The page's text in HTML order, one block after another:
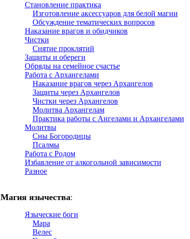
Становление практика
Изготовление аксессуаров для белой магии
Обсуждение тематических вопросов
Наказание врагов и обидчиков
Чистки
Снятие проклятий
Защиты и обереги
Обряды на семейное счастье
Работа с Архангелами
Наказание врагов через Архангелов
Защиты через Архангелов
Чистки через Архангелов
Молитва Архангелам
Практика работы с Ангелами и Архангелами
Молитвы
Сны Богородицы
Псалмы
Работа с Родом
Избавление от алкогольной зависимости
Разное
Магия язычества:
Языческие боги
Мара
Велес